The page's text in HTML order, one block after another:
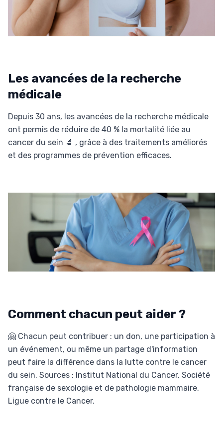
Les avancées de la recherche
médicale
Depuis 30 ans, les avancées de la recherche médicale
ont permis de réduire de 40 % la mortalité liée au
cancer du sein 🔬 , grâce à des traitements améliorés
et des programmes de prévention efficaces.
Comment chacun peut aider ?
🤗 Chacun peut contribuer : un don, une participation à
un événement, ou même un partage d'information
peut faire la différence dans la lutte contre le cancer
du sein. Sources : Institut National du Cancer, Société
française de sexologie et de pathologie mammaire,
Ligue contre le Cancer.